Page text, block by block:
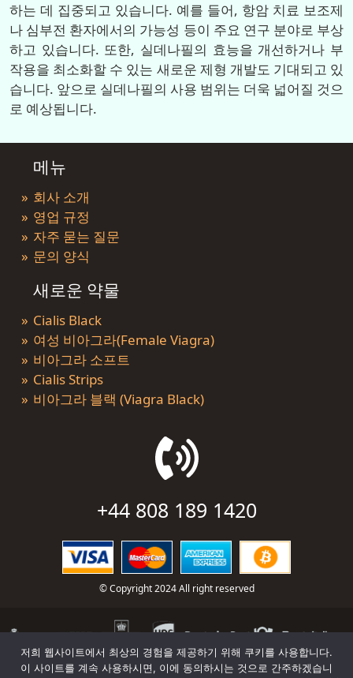
하는 데 집중되고 있습니다. 예를 들어, 항암 치료 보조제
나 심부전 환자에서의 가능성 등이 주요 연구 분야로 부상
하고 있습니다. 또한, 실데나필의 효능을 개선하거나 부
작용을 최소화할 수 있는 새로운 제형 개발도 기대되고 있
습니다. 앞으로 실데나필의 사용 범위는 더욱 넓어질 것으
로 예상됩니다.
메뉴
회사 소개
영업 규정
자주 묻는 질문
문의 양식
새로운 약물
Cialis Black
여성 비아그라(Female Viagra)
비아그라 소프트
Cialis Strips
비아그라 블랙 (Viagra Black)
+44 808 189 1420
© Copyright 2024 All right reserved
저희 웹사이트에서 최상의 경험을 제공하기 위해 쿠키를 사용합니다.
이 사이트를 계속 사용하시면, 이에 동의하시는 것으로 간주하겠습니